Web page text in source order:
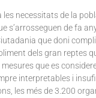
necessitats de la
s’arrosseguen de fa
que doni
dels gran reptes
que es
interpretables i
les més de 3.200